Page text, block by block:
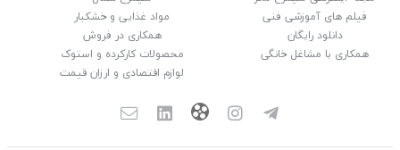
فیلم های آموزشی فنی
دانلود رایگان
همکاری با مشاغل خانگی
مواد غذایی و خشکبار
همکاری در فروش
محصولات کارکرده و استوک
لوازم اقتصادی و ارزان قیمت